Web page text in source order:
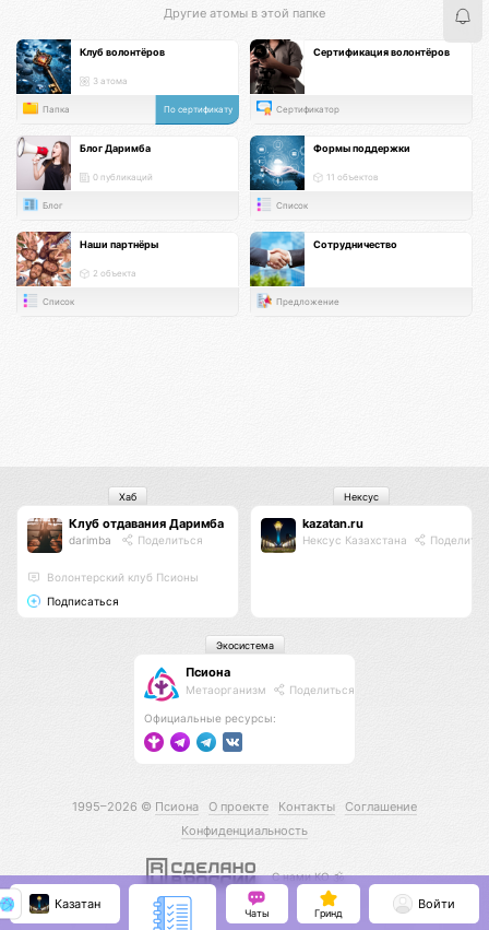
Другие атомы в этой папке
Клуб волонтёров
3 атома
Папка По сертификату
Сертификация волонтёров
Сертификатор
Блог Даримба
0 публикаций
Блог
Формы поддержки
11 объектов
Список
Наши партнёры
2 объекта
Список
Сотрудничество
Предложение
Клуб отдавания Даримба
darimba Поделиться
Волонтерский клуб Псионы
Подписаться
Хаб
kazatan.ru
Нексус Казахстана
Нексус
Псиона
Метаорганизм Поделиться
Официальные ресурсы:
Экосистема
1995–2026 © Псиона О проекте Контакты
Соглашение
Конфиденциальность
С нами КО 🕉️
Казатан
Чаты Гринд
Войти